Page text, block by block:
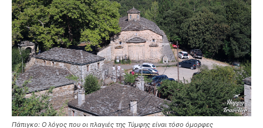
Πάπιγκο: Ο λόγος που οι πλαγιές της Τύμφης είναι τόσο όμορφες